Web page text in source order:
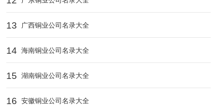
13 广西铜业公司名录大全
14 海南铜业公司名录大全
15 湖南铜业公司名录大全
16 安徽铜业公司名录大全